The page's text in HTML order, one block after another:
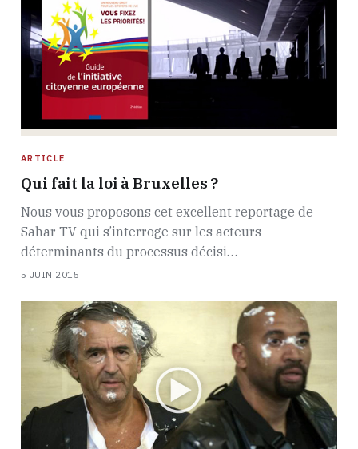
ARTICLE
Qui fait la loi à Bruxelles ?
Nous vous proposons cet excellent reportage de
Sahar TV qui s’interroge sur les acteurs
déterminants du processus décisi…
5 JUIN 2015